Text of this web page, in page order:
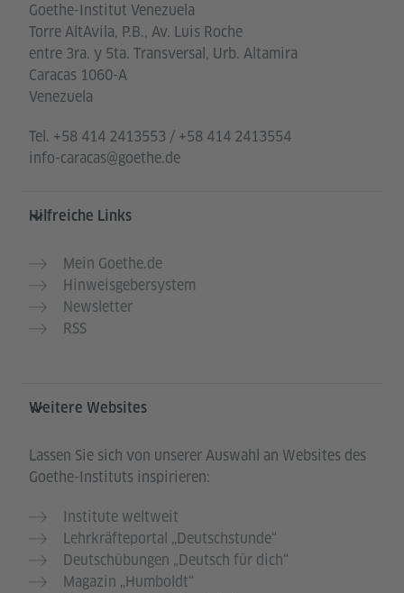
Goethe-Institut Venezuela
Torre AltAvila, P.B., Av. Luis Roche
entre 3ra. y 5ta. Transversal, Urb. Altamira
Caracas 1060-A
Venezuela
Tel. +58 414 2413553 / +58 414 2413554
info-caracas@goethe.de
Hilfreiche Links
Mein Goethe.de
Hinweisgebersystem
Newsletter
RSS
Weitere Websites
Lassen Sie sich von unserer Auswahl an Websites des
Goethe-Instituts inspirieren:
Institute weltweit
Lehrkräfteportal „Deutschstunde“
Deutschübungen „Deutsch für dich“
Magazin „Humboldt“